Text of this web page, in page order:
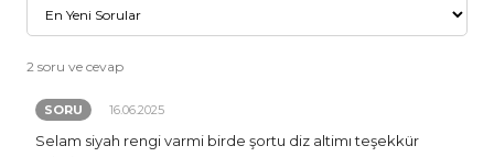
2 soru ve cevap
SORU 16.06.2025
Selam siyah rengi varmi birde şortu diz altimı teşekkür